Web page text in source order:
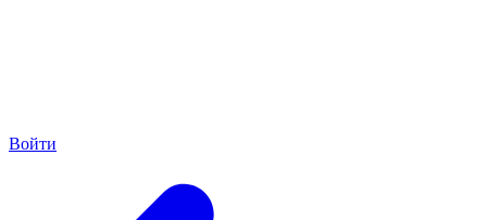
Войти